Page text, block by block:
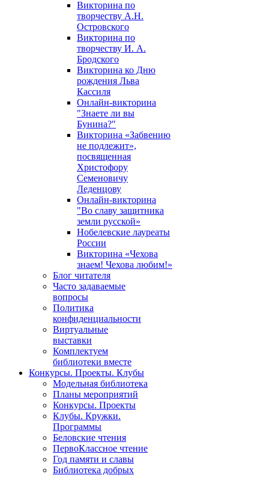
Викторина по
творчеству А.Н.
Островского
Викторина по
творчеству И. А.
Бродского
Викторина ко Дню
рождения Льва
Кассиля
Онлайн-викторина
"Знаете ли вы
Бунина?"
Викторина «Забвению
не подлежит»,
посвященная
Христофору
Семеновичу
Леденцову
Онлайн-викторина
"Во славу защитника
земли русской»
Нобелевские лауреаты
России
Викторина «Чехова
знаем! Чехова любим!»
Блог читателя
Часто задаваемые
вопросы
Политика
конфиденциальности
Виртуальные
выставки
Комплектуем
библиотеки вместе
Конкурсы. Проекты. Клубы
Модельная библиотека
Планы мероприятий
Конкурсы. Проекты
Клубы. Кружки.
Программы
Беловские чтения
ПервоКлассное чтение
Год памяти и славы
Библиотека добрых